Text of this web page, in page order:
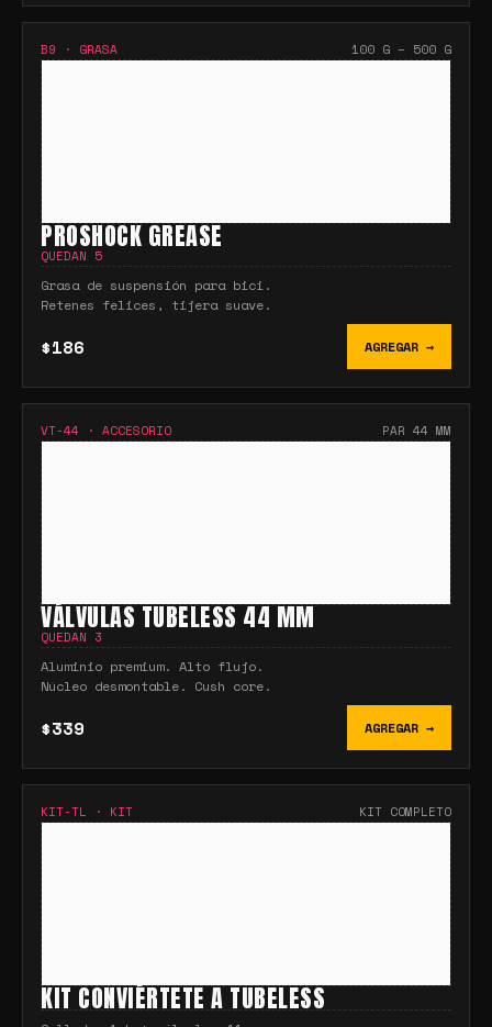
B9 · GRASA 100 G – 500 G
PROSHOCK GREASE
QUEDAN 5
Grasa de suspensión para bici.
Retenes felices, tijera suave.
$186 AGREGAR →
VT-44 · ACCESORIO PAR 44 MM
VÁLVULAS TUBELESS 44 MM
QUEDAN 3
Aluminio premium. Alto flujo.
Núcleo desmontable. Cush core.
$339 AGREGAR →
KIT-TL · KIT KIT COMPLETO
KIT CONVIÉRTETE A TUBELESS